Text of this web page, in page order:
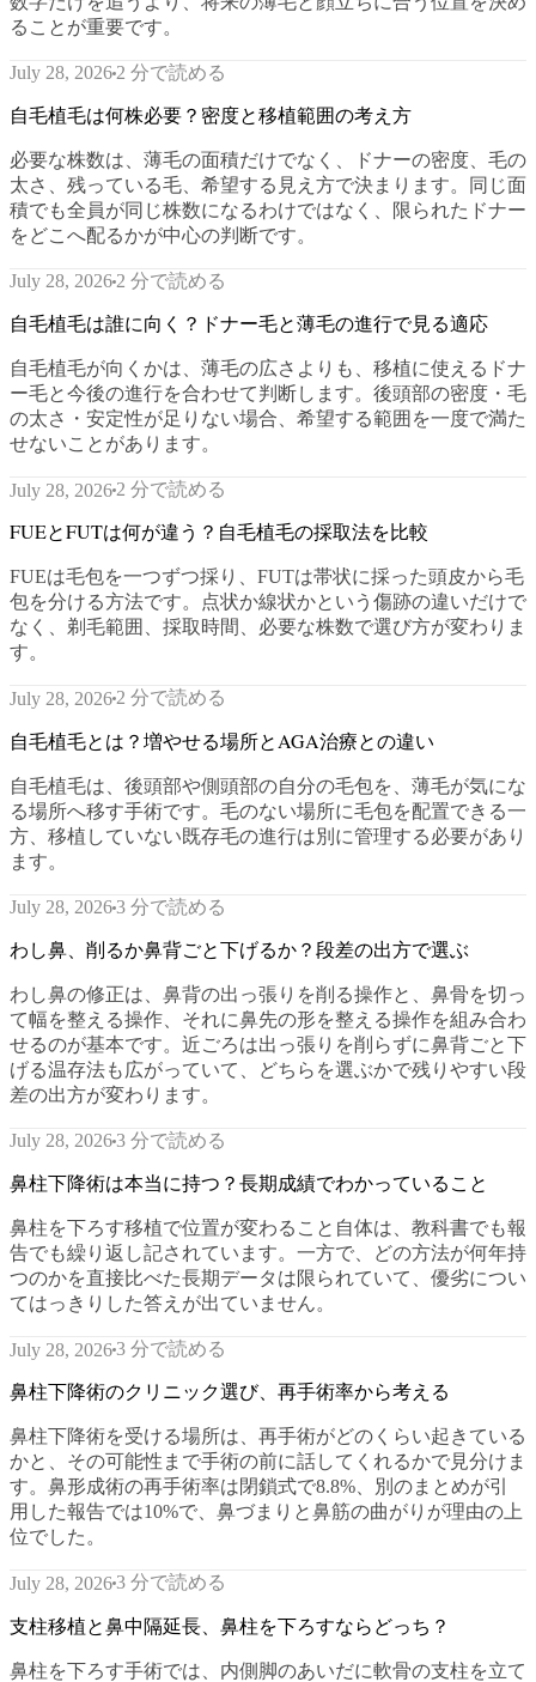
ることが重要です。
July 28, 2026 2 分で読める
自毛植毛は何株必要？密度と移植範囲の考え方
必要な株数は、薄毛の面積だけでなく、ドナーの密度、毛の
太さ、残っている毛、希望する見え方で決まります。同じ面
積でも全員が同じ株数になるわけではなく、限られたドナー
をどこへ配るかが中心の判断です。
July 28, 2026 2 分で読める
自毛植毛は誰に向く？ドナー毛と薄毛の進行で見る適応
自毛植毛が向くかは、薄毛の広さよりも、移植に使えるドナ
ー毛と今後の進行を合わせて判断します。後頭部の密度・毛
の太さ・安定性が足りない場合、希望する範囲を一度で満た
せないことがあります。
July 28, 2026 2 分で読める
FUEとFUTは何が違う？自毛植毛の採取法を比較
FUEは毛包を一つずつ採り、FUTは帯状に採った頭皮から毛
包を分ける方法です。点状か線状かという傷跡の違いだけで
なく、剃毛範囲、採取時間、必要な株数で選び方が変わりま
す。
July 28, 2026 2 分で読める
自毛植毛とは？増やせる場所とAGA治療との違い
自毛植毛は、後頭部や側頭部の自分の毛包を、薄毛が気にな
る場所へ移す手術です。毛のない場所に毛包を配置できる一
方、移植していない既存毛の進行は別に管理する必要があり
ます。
July 28, 20263 分で読める
わし鼻、削るか鼻背ごと下げるか？段差の出方で選ぶ
わし鼻の修正は、鼻背の出っ張りを削る操作と、鼻骨を切っ
て幅を整える操作、それに鼻先の形を整える操作を組み合わ
せるのが基本です。近ごろは出っ張りを削らずに鼻背ごと下
げる温存法も広がっていて、どちらを選ぶかで残りやすい段
差の出方が変わります。
July 28, 20263 分で読める
鼻柱下降術は本当に持つ？長期成績でわかっていること
鼻柱を下ろす移植で位置が変わること自体は、教科書でも報
告でも繰り返し記されています。一方で、どの方法が何年持
つのかを直接比べた長期データは限られていて、優劣につい
てはっきりした答えが出ていません。
July 28, 20263 分で読める
鼻柱下降術のクリニック選び、再手術率から考える
鼻柱下降術を受ける場所は、再手術がどのくらい起きている
かと、その可能性まで手術の前に話してくれるかで見分けま
す。鼻形成術の再手術率は閉鎖式で8.8%、別のまとめが引
用した報告では10%で、鼻づまりと鼻筋の曲がりが理由の上
位でした。
July 28, 20263 分で読める
支柱移植と鼻中隔延長、鼻柱を下ろすならどっち？
鼻柱を下ろす手術では、内側脚のあいだに軟骨の支柱を立て